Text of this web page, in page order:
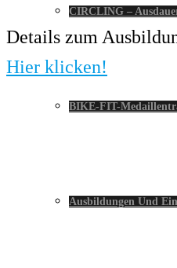
CIRCLING –
BIKE-FIT-
Ausbildungen Und
Details zum
Hier klicken!